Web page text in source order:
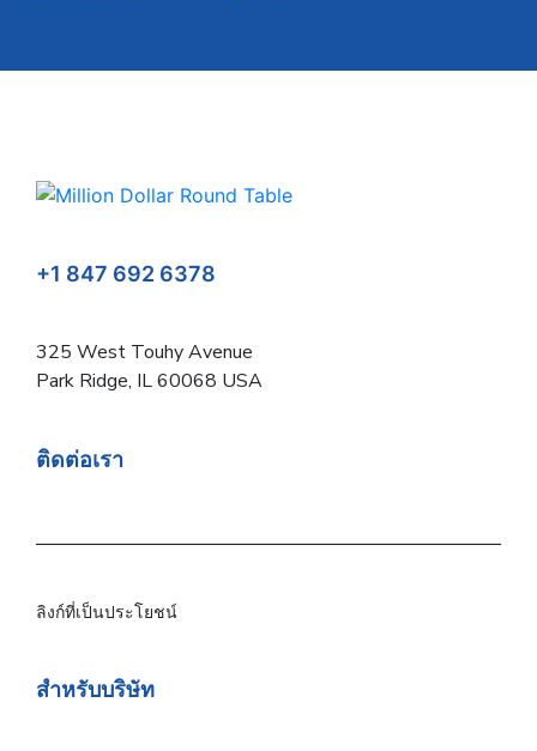
+1 847 692 6378
325 West Touhy Avenue
Park Ridge, IL 60068 USA
ติดต่อเรา
ลิงก์ที่เป็นประโยชน์
สำหรับบริษัท